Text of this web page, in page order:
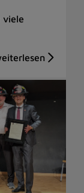
viele